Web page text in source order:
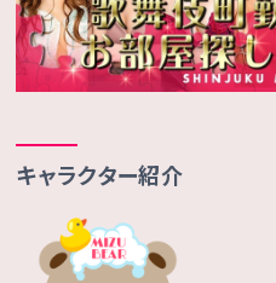
キャラクター紹介